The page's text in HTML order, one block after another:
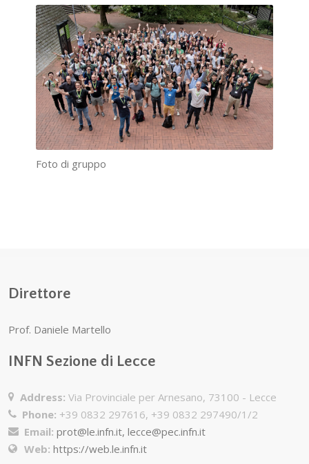
Foto di gruppo
Direttore
Prof. Daniele Martello
INFN Sezione di Lecce
Address: Via Provinciale per Arnesano, 73100 - Lecce
Phone: +39 0832 297616, +39 0832 297490/1/2
Email: prot@le.infn.it, lecce@pec.infn.it
Web: https://web.le.infn.it